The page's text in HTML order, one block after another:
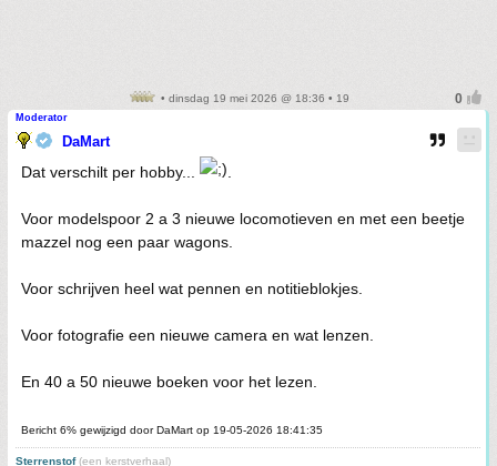
• dinsdag 19 mei 2026 @ 18:36 • 19
Moderator
DaMart
Dat verschilt per hobby...
Voor modelspoor 2 a 3 nieuwe locomotieven en met een beetje
mazzel nog een paar wagons.
Voor schrijven heel wat pennen en notitieblokjes.
Voor fotografie een nieuwe camera en wat lenzen.
En 40 a 50 nieuwe boeken voor het lezen.
Bericht 6% gewijzigd door DaMart op 19-05-2026 18:41:35
Sterrenstof(een kerstverhaal)